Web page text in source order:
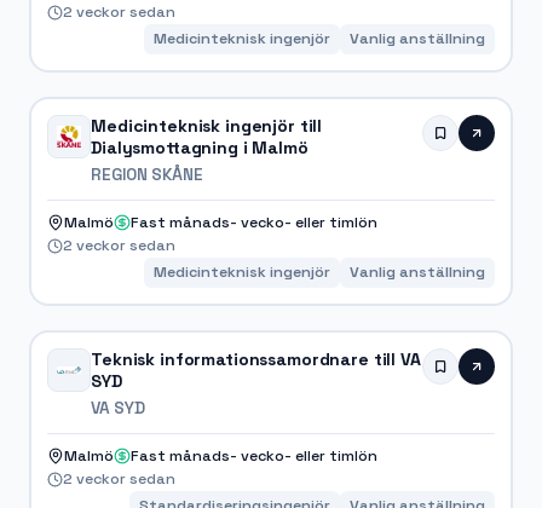
2 veckor sedan
Medicinteknisk ingenjör
Vanlig anställning
Medicinteknisk ingenjör till
Dialysmottagning i Malmö
REGION SKÅNE
Malmö
Fast månads- vecko- eller timlön
2 veckor sedan
Medicinteknisk ingenjör
Vanlig anställning
Teknisk informationssamordnare till VA
SYD
VA SYD
Malmö
Fast månads- vecko- eller timlön
2 veckor sedan